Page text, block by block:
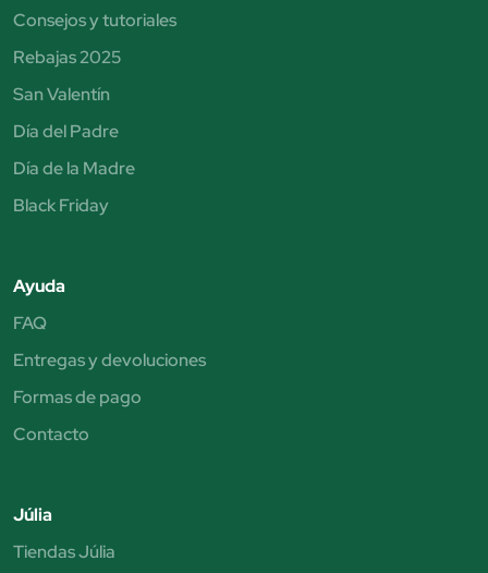
Consejos y tutoriales
Rebajas 2025
San Valentín
Día del Padre
Día de la Madre
Black Friday
Ayuda
FAQ
Entregas y devoluciones
Formas de pago
Contacto
Júlia
Tiendas Júlia